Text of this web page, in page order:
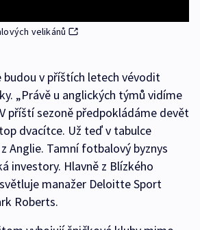
velikánů
budou v příštích letech vévodit
„Právě u anglických týmů vidíme
příští sezoně předpokládáme devět
dvacítce. Už teď v tabulce
Anglie. Tamní fotbalový byznys
investory. Hlavně z Blízkého
manažer Deloitte Sport
Roberts.